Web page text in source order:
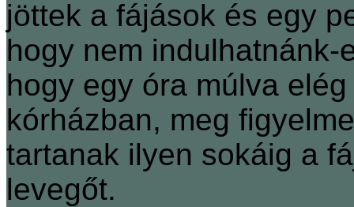
jöttek a fájások és egy
hogy nem
hogy egy óra múlva
kórházban, meg
tartanak ilyen sokáig a
levegőt.